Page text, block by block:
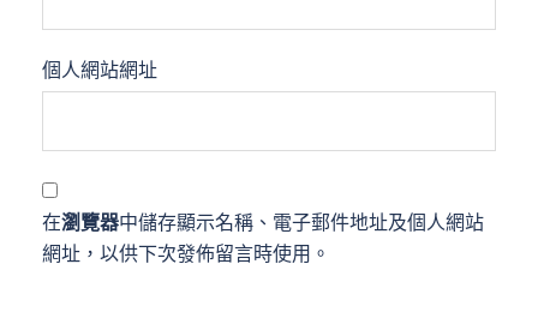
個人網站網址
在瀏覽器中儲存顯示名稱、電子郵件地址及個人網站
網址，以供下次發佈留言時使用。